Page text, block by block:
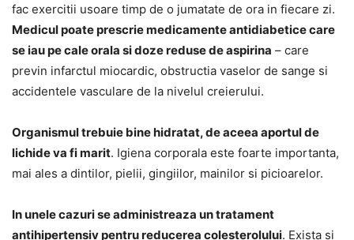
fac exercitii usoare timp de o jumatate de ora in fiecare zi.
Medicul poate prescrie medicamente antidiabetice care
se iau pe cale orala si doze reduse de aspirina – care
previn infarctul miocardic, obstructia vaselor de sange si
accidentele vasculare de la nivelul creierului.
Organismul trebuie bine hidratat, de aceea aportul de
lichide va fi marit. Igiena corporala este foarte importanta,
mai ales a dintilor, pielii, gingiilor, mainilor si picioarelor.
In unele cazuri se administreaza un tratament
antihipertensiv pentru reducerea colesterolului. Exista si